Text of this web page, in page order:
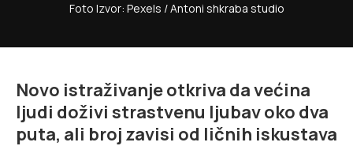
Foto Izvor: Pexels / Antoni shkraba studio
Novo istraživanje otkriva da većina
ljudi doživi strastvenu ljubav oko dva
puta, ali broj zavisi od ličnih iskustava